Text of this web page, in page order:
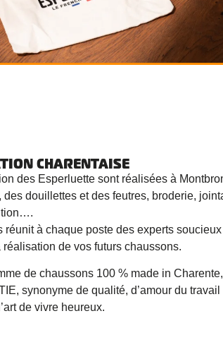
CHARENTAISE
des Esperluette sont réalisées à
douillettes et des feutres, broderie,
réunit à chaque poste des experts soucieux
réalisation de vos futurs chaussons.
de chaussons 100 % made in
synonyme de qualité, d’amour du travail
de vivre heureux.